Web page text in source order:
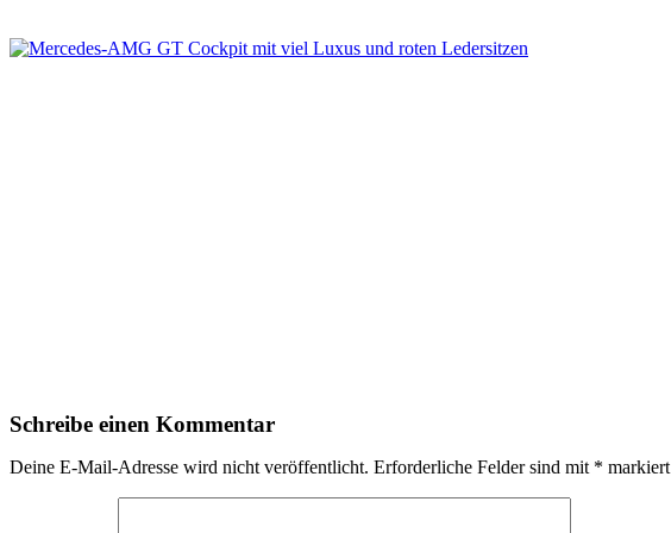
Schreibe einen Kommentar
Deine E-Mail-Adresse wird nicht veröffentlicht. Erforderliche Felder sind mit * markiert